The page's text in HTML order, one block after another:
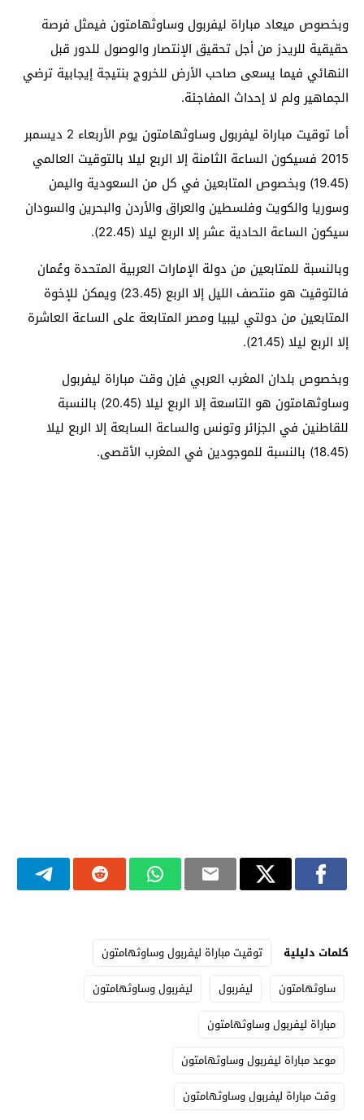
وبخصوص ميعاد مباراة ليفربول وساوثهامتون فيمثل فرصة
حقيقية للريدز من أجل تحقيق الإنتصار والوصول للدور قبل
النهائي فيما يسعى صاحب الأرض للخروج بنتيجة إيجابية ترضي
الجماهير ولم لا إحداث المفاجئة.
أما توقيت مباراة ليفربول وساوثهامتون يوم الأربعاء 2 ديسمبر
2015 فسيكون الساعة الثامنة إلا الربع ليلا بالتوقيت العالمي
(19.45) وبخصوص المتابعين في كل من السعودية واليمن
وسوريا والكويت وفلسطين والعراق والأردن والبحرين والسودان
سيكون الساعة الحادية عشر إلا الربع ليلا (22.45).
وبالنسبة للمتابعين من دولة الإمارات العربية المتحدة وعُمان
فالتوقيت هو منتصف الليل إلا الربع (23.45) ويمكن للإخوة
المتابعين من دولتي ليبيا ومصر المتابعة على الساعة العاشرة
إلا الربع ليلا (21.45).
وبخصوص بلدان المغرب العربي فإن وقت مباراة ليفربول
وساوثهامتون هو التاسعة إلا الربع ليلا (20.45) بالنسبة
للقاطنين في الجزائر وتونس والساعة السابعة إلا الربع ليلا
(18.45) بالنسبة للموجودين في المغرب الأقصى.
كلمات دليلية
توقيت مباراة ليفربول وساوثهامتون
ساوثهامتون
ليفربول
ليفربول وساوثهامتون
مباراة ليفربول وساوثهامتون
موعد مباراة ليفربول وساوثهامتون
وقت مباراة ليفربول وساوثهامتون